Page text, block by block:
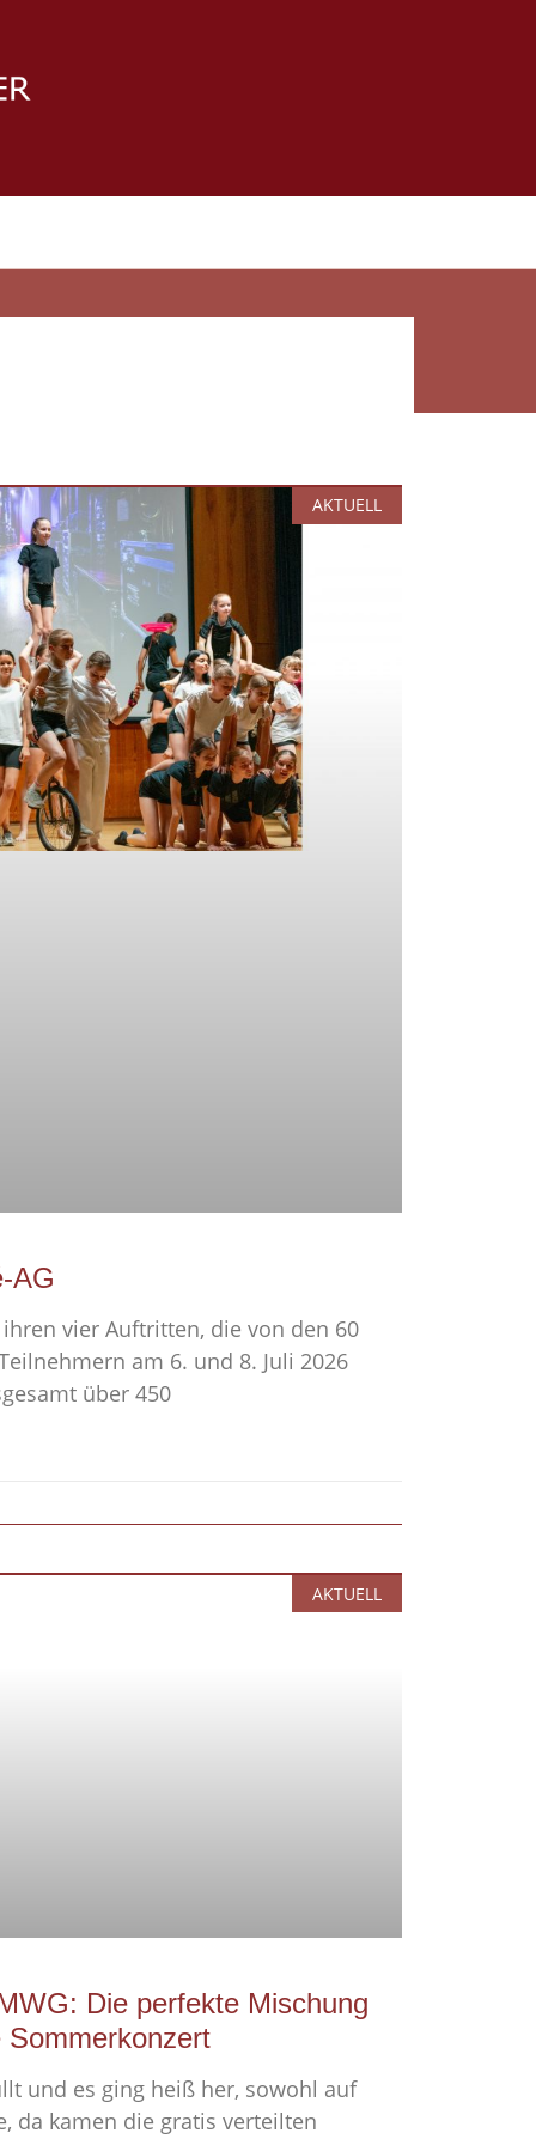
AKTUELL
AG
vier Auftritten, die von den 60
am 6. und 8. Juli 2026
über 450
AKTUELL
Die perfekte Mischung
Sommerkonzert
und es ging heiß her, sowohl auf
da kamen die gratis verteilten